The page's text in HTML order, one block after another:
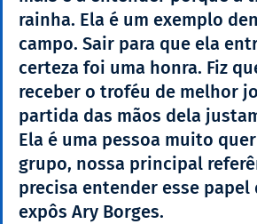
rainha. Ela é um exemplo
campo. Sair para que ela
certeza foi uma honra. Fiz
receber o troféu de melhor
partida das mãos dela
Ela é uma pessoa muito
grupo, nossa principal
precisa entender esse papel
expôs Ary Borges.